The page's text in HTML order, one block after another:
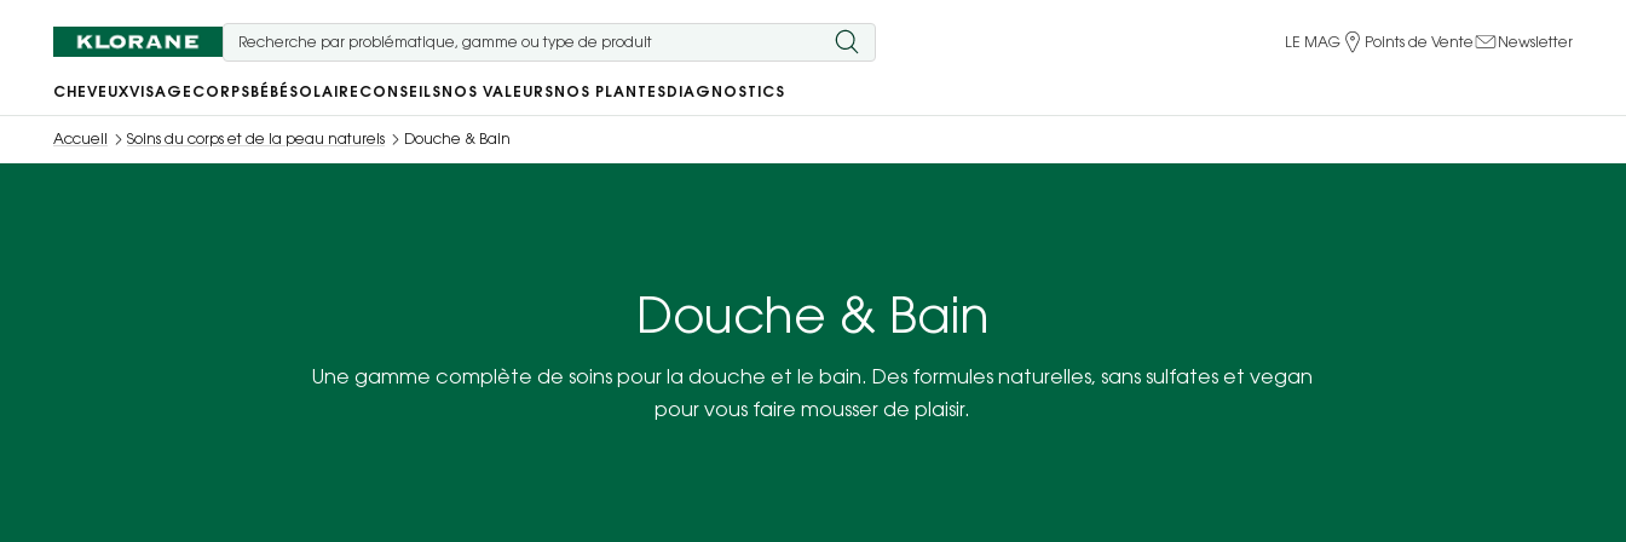
LE MAG Points de Vente Newsletter
CHEVEUXVISAGE CORPSBÉBÉ SOLAIRE CONSEILSNOS VALEURSNOS PLANTESDIAGNOSTICS
Accueil Soins du corps et de la peau naturels Douche & Bain
Douche & Bain
Une gamme complète de soins pour la douche et le bain. Des formules naturelles, sans sulfates et vegan
pour vous faire mousser de plaisir.